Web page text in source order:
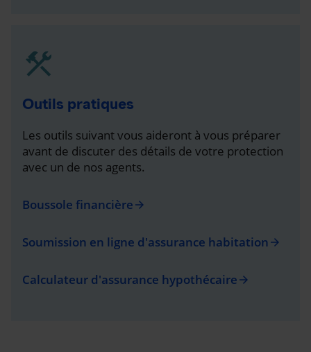
Outils pratiques
Les outils suivant vous aideront à vous préparer
avant de discuter des détails de votre protection
avec un de nos agents.
Boussole financière arrow_forward
Soumission en ligne d'assurance habitation arrow_forward
Calculateur d'assurance hypothécaire arrow_forward